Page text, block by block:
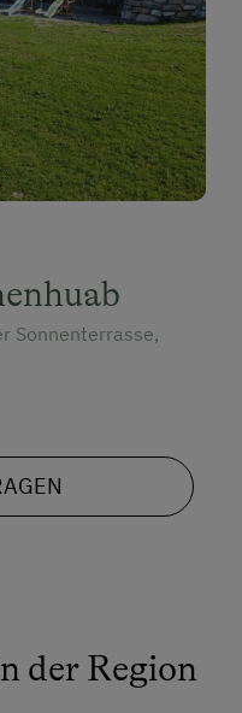
Sonnenterrasse,
der Region